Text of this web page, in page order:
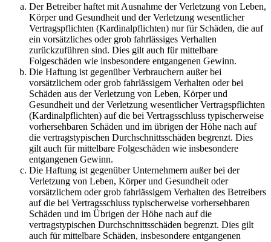
Der Betreiber haftet mit Ausnahme der Verletzung von Leben,
Körper und Gesundheit und der Verletzung wesentlicher
Vertragspflichten (Kardinalpflichten) nur für Schäden, die auf
ein vorsätzliches oder grob fahrlässiges Verhalten
zurückzuführen sind. Dies gilt auch für mittelbare
Folgeschäden wie insbesondere entgangenen Gewinn.
Die Haftung ist gegenüber Verbrauchern außer bei
vorsätzlichem oder grob fahrlässigem Verhalten oder bei
Schäden aus der Verletzung von Leben, Körper und
Gesundheit und der Verletzung wesentlicher Vertragspflichten
(Kardinalpflichten) auf die bei Vertragsschluss typischerweise
vorhersehbaren Schäden und im übrigen der Höhe nach auf
die vertragstypischen Durchschnittsschäden begrenzt. Dies
gilt auch für mittelbare Folgeschäden wie insbesondere
entgangenen Gewinn.
Die Haftung ist gegenüber Unternehmern außer bei der
Verletzung von Leben, Körper und Gesundheit oder
vorsätzlichem oder grob fahrlässigem Verhalten des Betreibers
auf die bei Vertragsschluss typischerweise vorhersehbaren
Schäden und im Übrigen der Höhe nach auf die
vertragstypischen Durchschnittsschäden begrenzt. Dies gilt
auch für mittelbare Schäden, insbesondere entgangenen